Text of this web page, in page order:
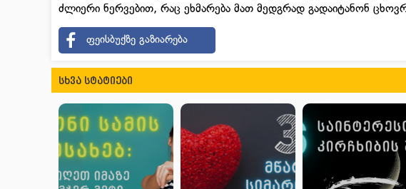
ძლიერი ნერვებით, რაც ეხმარება მათ მედგრად გადაიტანონ
ფეისბუქზე გაზიარება
სხვა სტატიები